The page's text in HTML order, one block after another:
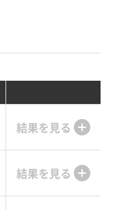
結果を見る
結果を見る